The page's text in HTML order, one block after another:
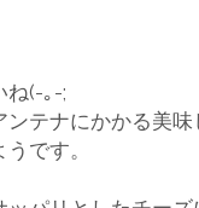
ね(-｡-;
テナにかかる美味
です。